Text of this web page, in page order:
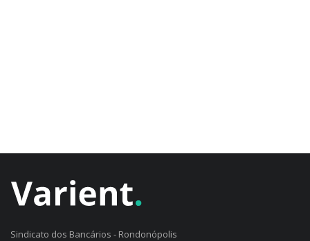
Sindicato dos Bancários - Rondonópolis